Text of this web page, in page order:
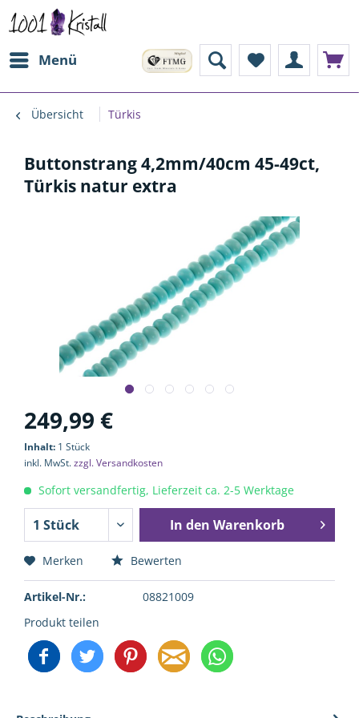
Menü
Übersicht Türkis
Buttonstrang 4,2mm/40cm 45-49ct,
Türkis natur extra
249,99 €
Inhalt: 1 Stück
inkl. MwSt.zzgl. Versandkosten
Sofort versandfertig, Lieferzeit ca. 2-5 Werktage
In den Warenkorb
Merken Bewerten
Artikel-Nr.:
08821009
Produkt teilen